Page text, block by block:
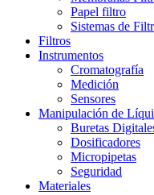
Papel filtro
Sistemas de
Filtros
Instrumentos
Cromatografía
Medición
Sensores
Manipulación de
Buretas
Dosificadores
Micropipetas
Seguridad
Materiales